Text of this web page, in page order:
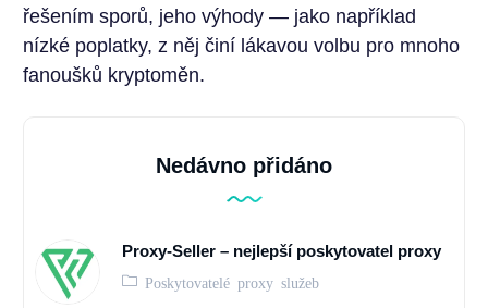
řešením sporů, jeho výhody — jako například
nízké poplatky, z něj činí lákavou volbu pro mnoho
fanoušků kryptoměn.
Nedávno přidáno
Proxy-Seller – nejlepší poskytovatel proxy
Poskytovatelé proxy služeb